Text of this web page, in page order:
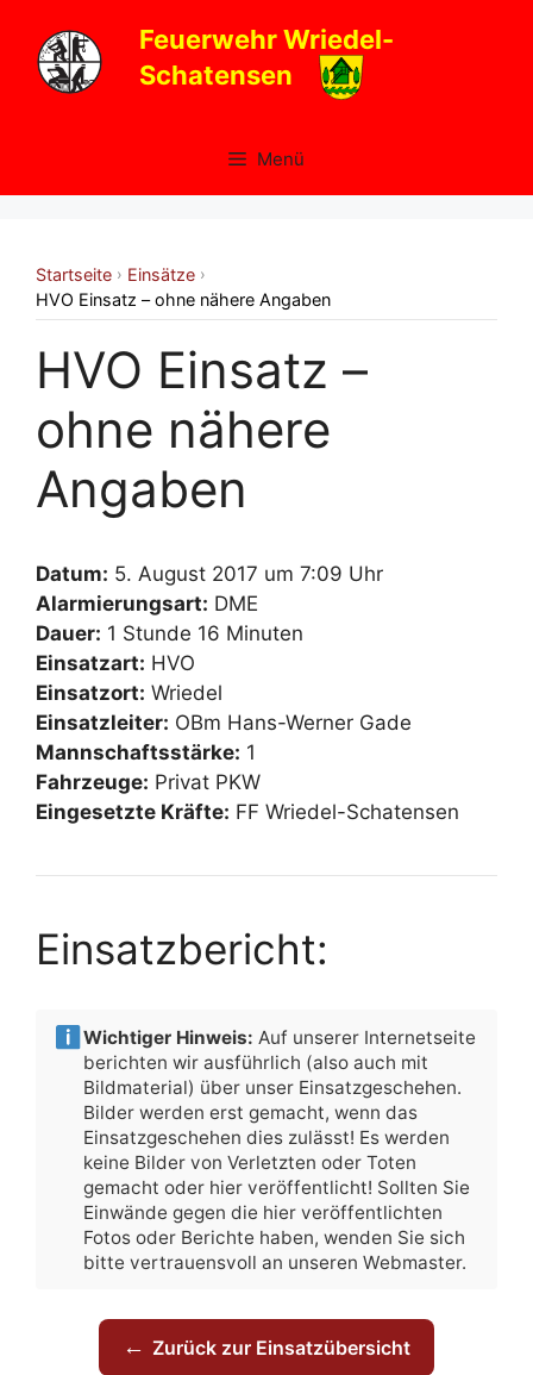
Inhalt
springen
Feuerwehr Wriedel-
Schatensen
Menü
Startseite › Einsätze ›
HVO Einsatz – ohne nähere Angaben
HVO Einsatz –
ohne nähere
Angaben
Datum: 5. August 2017 um 7:09 Uhr
Alarmierungsart: DME
Dauer: 1 Stunde 16 Minuten
Einsatzart: HVO
Einsatzort: Wriedel
Einsatzleiter: OBm Hans-Werner Gade
Mannschaftsstärke: 1
Fahrzeuge: Privat PKW
Eingesetzte Kräfte: FF Wriedel-Schatensen
Einsatzbericht:
Wichtiger Hinweis: Auf unserer Internetseite
berichten wir ausführlich (also auch mit
Bildmaterial) über unser Einsatzgeschehen.
Bilder werden erst gemacht, wenn das
Einsatzgeschehen dies zulässt! Es werden
keine Bilder von Verletzten oder Toten
gemacht oder hier veröffentlicht! Sollten Sie
Einwände gegen die hier veröffentlichten
Fotos oder Berichte haben, wenden Sie sich
bitte vertrauensvoll an unseren Webmaster.
← Zurück zur Einsatzübersicht